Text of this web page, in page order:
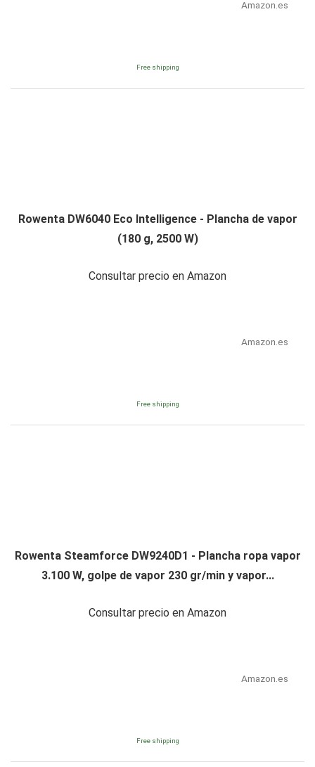
Amazon.es
Free shipping
Rowenta DW6040 Eco Intelligence - Plancha de vapor
(180 g, 2500 W)
Consultar precio en Amazon
Amazon.es
Free shipping
Rowenta Steamforce DW9240D1 - Plancha ropa vapor
3.100 W, golpe de vapor 230 gr/min y vapor...
Consultar precio en Amazon
Amazon.es
Free shipping